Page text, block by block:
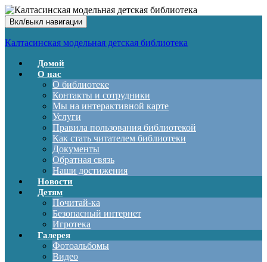
Вкл/выкл навигации
Калтасинская модельная детская библиотека
Домой
О нас
О библиотеке
Контакты и сотрудники
Мы на интерактивной карте
Услуги
Правила пользования библиотекой
Как стать читателем библиотеки
Документы
Обратная связь
Наши достижения
Новости
Детям
Почитай-ка
Безопасный интернет
Игротека
Галерея
Фотоальбомы
Видео